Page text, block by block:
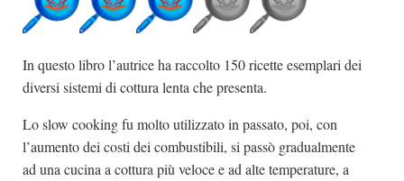
In questo libro l’autrice ha raccolto 150 ricette esemplari dei
diversi sistemi di cottura lenta che presenta.
Lo slow cooking fu molto utilizzato in passato, poi, con
l’aumento dei costi dei combustibili, si passò gradualmente
ad una cucina a cottura più veloce e ad alte temperature, a